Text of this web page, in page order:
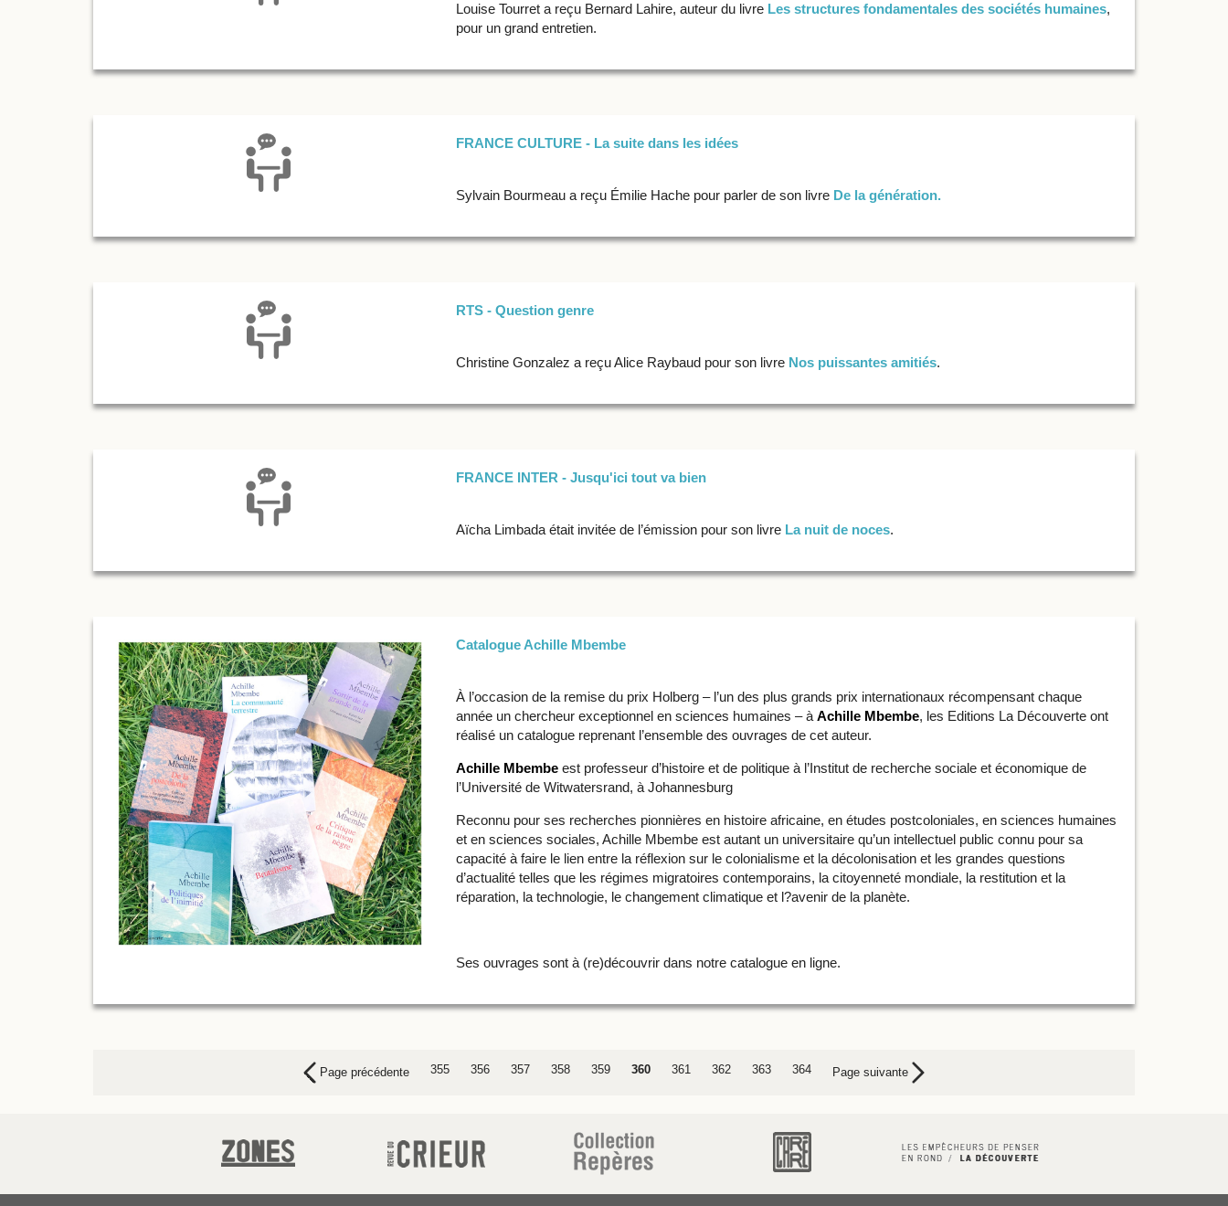
Louise Tourret a reçu Bernard Lahire, auteur du livre Les structures fondamentales des sociétés humaines,
pour un grand entretien.
FRANCE CULTURE - La suite dans les idées
Sylvain Bourmeau a reçu Émilie Hache pour parler de son livre De la génération.
RTS - Question genre
Christine Gonzalez a reçu Alice Raybaud pour son livre Nos puissantes amitiés.
FRANCE INTER - Jusqu'ici tout va bien
Aïcha Limbada était invitée de l’émission pour son livre La nuit de noces.
Catalogue Achille Mbembe
Àl’occasion de la remise du prix Holberg – l’un des plus grands prix internationaux récompensant chaque
année un chercheur exceptionnel en sciences humaines – à Achille Mbembe, les Editions La Découverte ont
réalisé un catalogue reprenant l’ensemble des ouvrages de cet auteur.
Achille Mbembeest professeur d’histoire et de politique à l’Institut de recherche sociale et économique de
l’Université de Witwatersrand, à Johannesburg
Reconnu pour ses recherches pionnières en histoire africaine, en études postcoloniales, en sciences humaines
et en sciences sociales, Achille Mbembe est autant un universitaire qu’un intellectuel public connu pour sa
capacité à faire le lien entre la réflexion sur le colonialisme et la décolonisation et les grandes questions
d’actualité telles que les régimes migratoires contemporains, la citoyenneté mondiale, la restitution et la
réparation, la technologie, le changement climatique et l?avenir de la planète.
Ses ouvrages sont à (re)découvrir dans notre catalogue en ligne.
Page précédente 355 356 357 358 359 360 361 362 363 364 Page suivante